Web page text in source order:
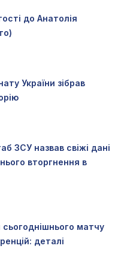
до Анатолія
України зібрав
ЗСУ назвав свіжі дані
вторгнення в
матчу
деталі